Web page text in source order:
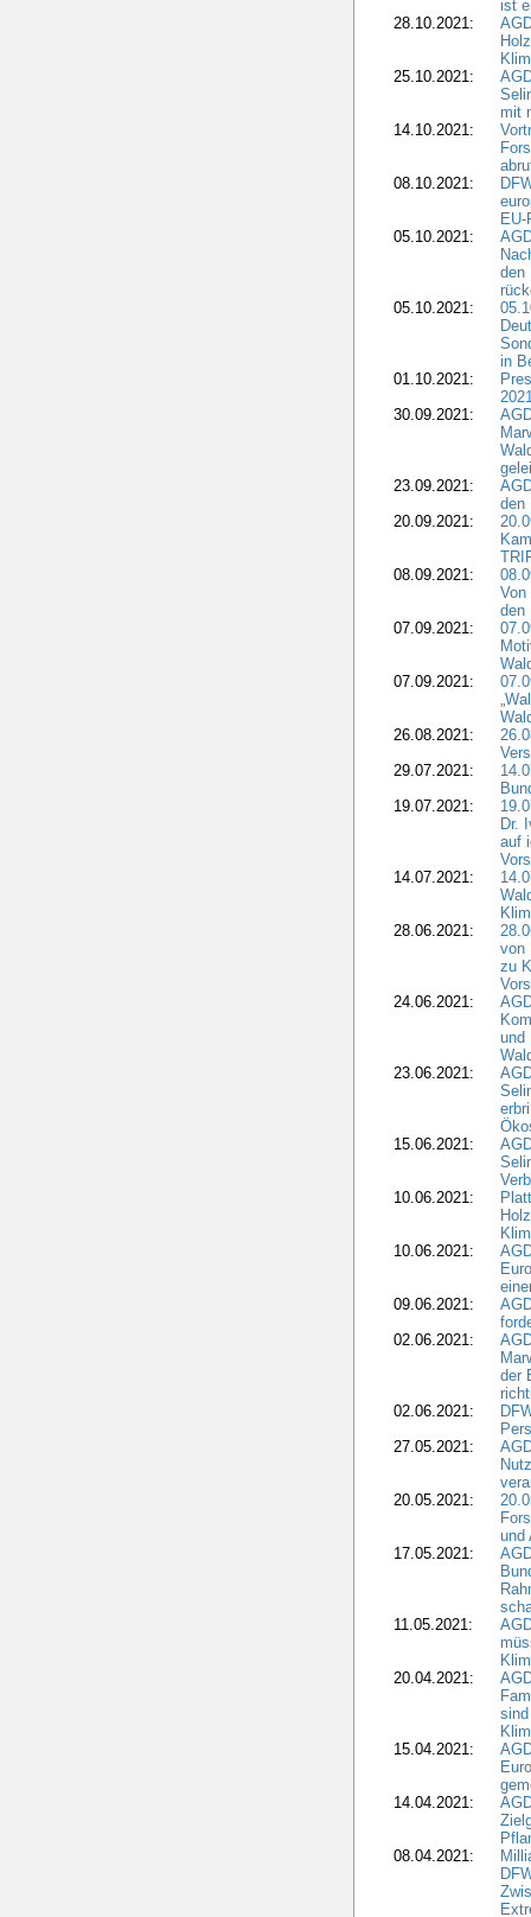
ist
28.10.2021:
25.10.2021:
mit
14.10.2021:
08.10.2021:
05.10.2021:
den
05.10.2021:
in
01.10.2021:
30.09.2021:
23.09.2021:
den
20.09.2021:
08.09.2021:
den
07.09.2021:
07.09.2021:
26.08.2021:
29.07.2021:
19.07.2021:
Dr.
auf
14.07.2021:
28.06.2021:
von
zu
24.06.2021:
und
23.06.2021:
15.06.2021:
10.06.2021:
10.06.2021:
09.06.2021:
02.06.2021:
der
02.06.2021:
27.05.2021:
20.05.2021:
und
17.05.2021:
11.05.2021:
20.04.2021:
15.04.2021:
14.04.2021:
08.04.2021: